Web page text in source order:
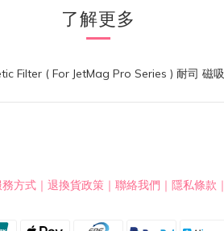
了解更多
方式 ｜ 退換貨政策 ｜ 聯絡我們 ｜ 隱私條款 ｜